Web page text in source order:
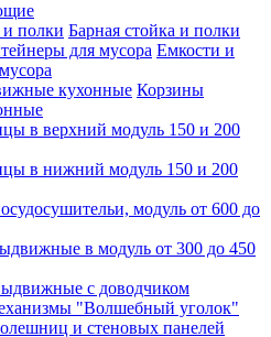
Барная стойка и полки
Емкости и
Корзины
в верхний модуль 150 и 200
в нижний модуль 150 и 200
модуль от 600 до
в модуль от 300 до 450
с доводчиком
"Волшебный уголок"